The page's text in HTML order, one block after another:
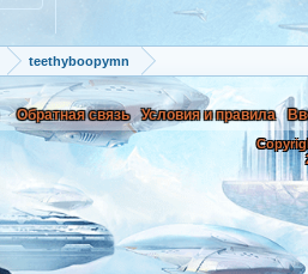
teethyboopymn
Обратная связь Условия и правила